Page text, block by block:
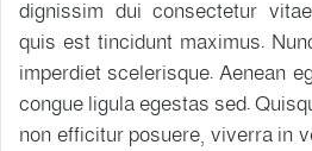
dignissim dui consectetur
quis est tincidunt maximus.
imperdiet scelerisque. Aenean
congue ligula egestas sed.
non efficitur posuere, viverra in